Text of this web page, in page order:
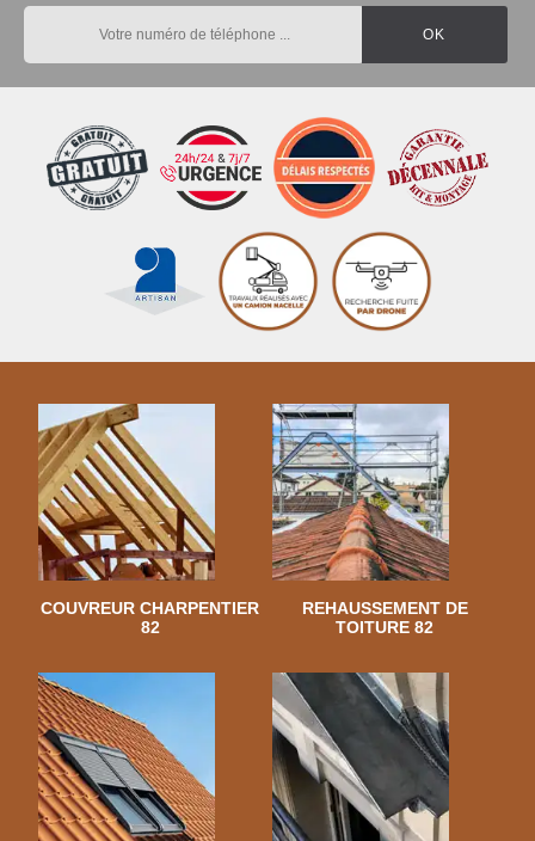
COUVREUR CHARPENTIER
82
REHAUSSEMENT DE
TOITURE 82